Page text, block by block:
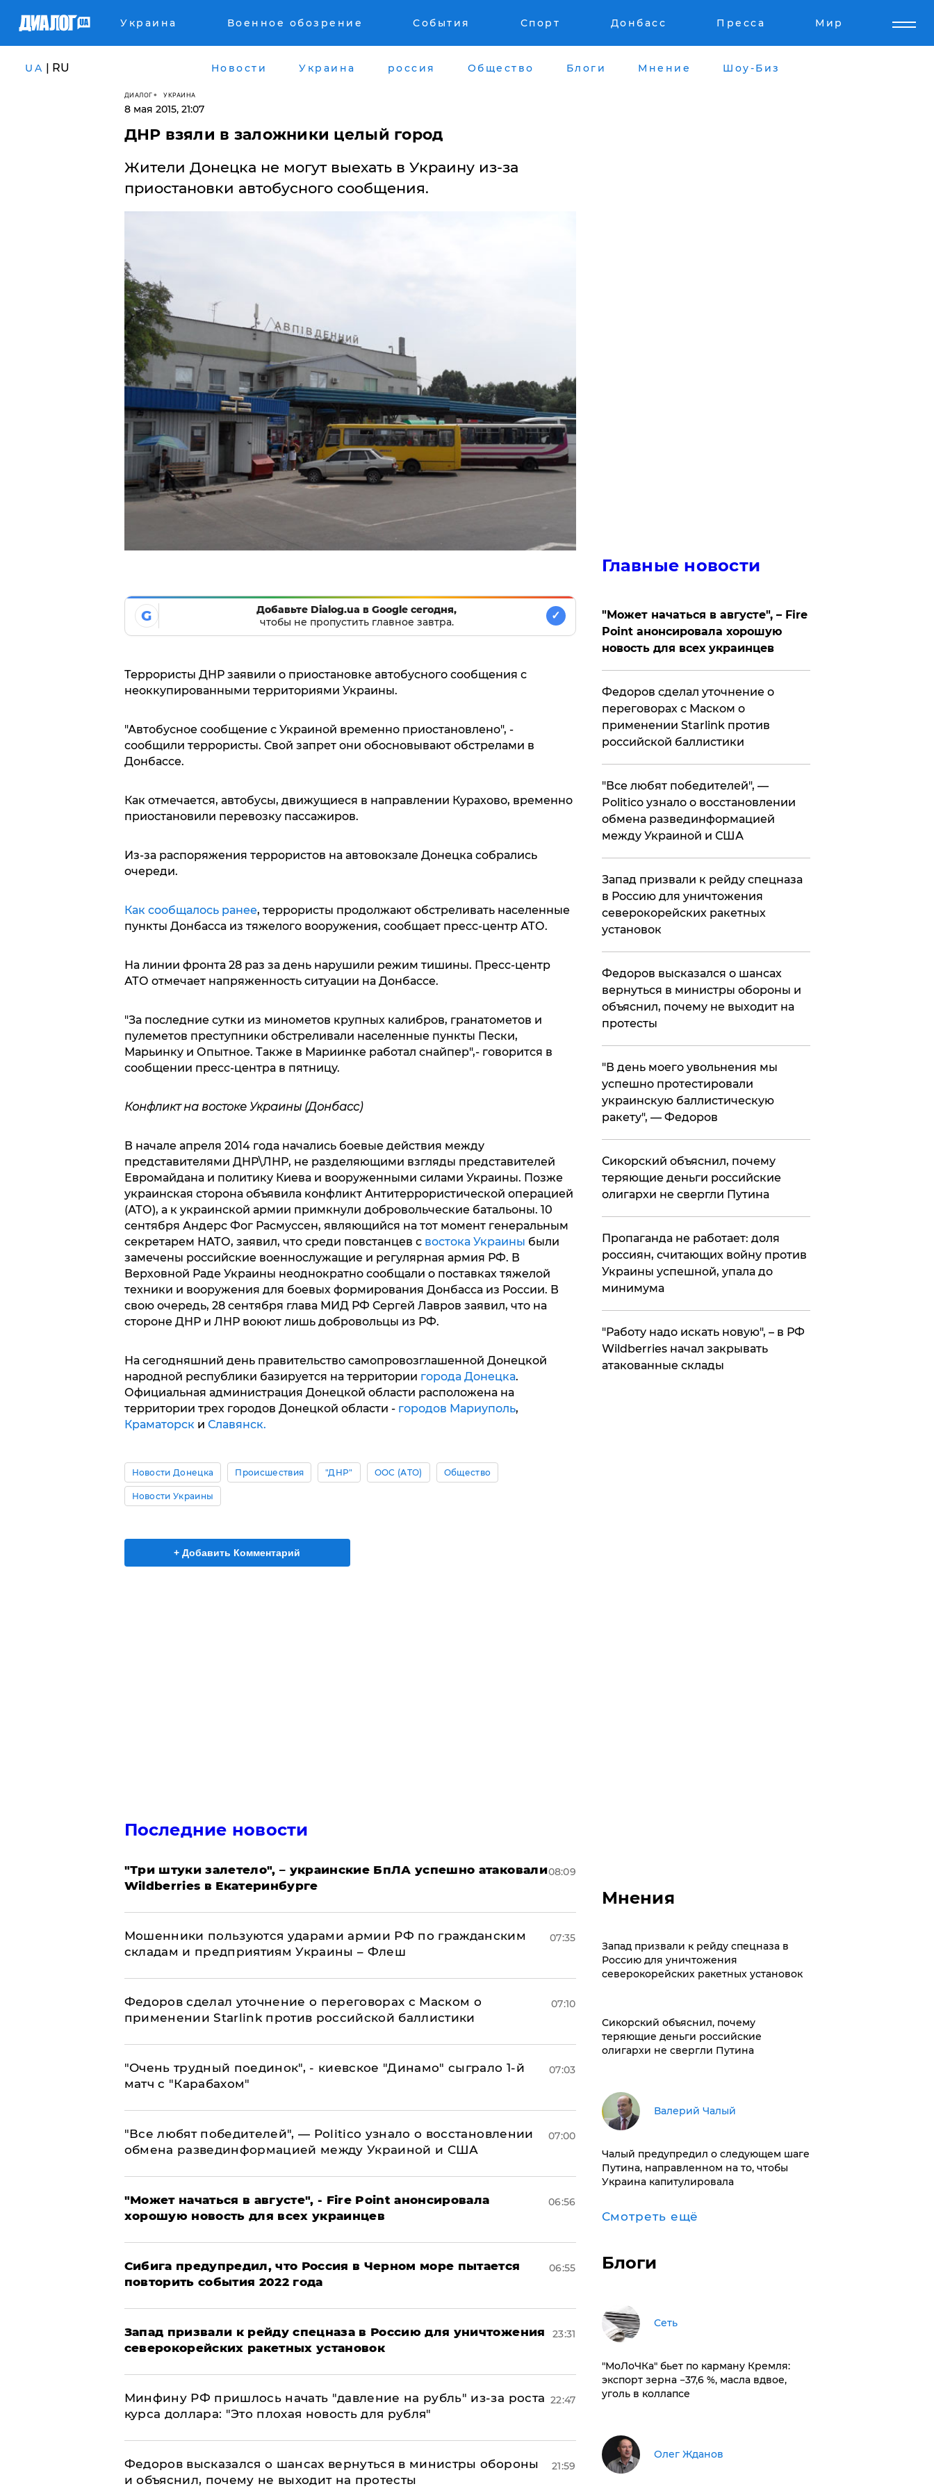
Украина Военное обозрение События Спорт Донбасс Пресса Мир
UA | RU Новости Украина россия Общество Блоги Мнение Шоу-Биз
ДИАЛОГ УКРАИНА
8 мая 2015, 21:07
ДНР взяли в заложники целый город
Жители Донецка не могут выехать в Украину из-за
приостановки автобусного сообщения.
G
Добавьте Dialog.ua в Google сегодня,
чтобы не пропустить главное завтра.
✓
Террористы ДНР заявили о приостановке автобусного сообщения с
неоккупированными территориями Украины.
"Автобусное сообщение с Украиной временно приостановлено", -
сообщили террористы. Свой запрет они обосновывают обстрелами в
Донбассе.
Как отмечается, автобусы, движущиеся в направлении Курахово, временно
приостановили перевозку пассажиров.
Из-за распоряжения террористов на автовокзале Донецка собрались
очереди.
Как сообщалось ранее, террористы продолжают обстреливать населенные
пункты Донбасса из тяжелого вооружения, сообщает пресс-центр АТО.
На линии фронта 28 раз за день нарушили режим тишины. Пресс-центр
АТО отмечает напряженность ситуации на Донбассе.
"За последние сутки из минометов крупных калибров, гранатометов и
пулеметов преступники обстреливали населенные пункты Пески,
Марьинку и Опытное. Также в Мариинке работал снайпер",- говорится в
сообщении пресс-центра в пятницу.
Конфликт на востоке Украины (Донбасс)
В начале апреля 2014 года начались боевые действия между
представителями ДНР\ЛНР, не разделяющими взгляды представителей
Евромайдана и политику Киева и вооруженными силами Украины. Позже
украинская сторона объявила конфликт Антитеррористической операцией
(АТО), а к украинской армии примкнули добровольческие батальоны. 10
сентября Андерс Фог Расмуссен, являющийся на тот момент генеральным
секретарем НАТО, заявил, что среди повстанцев с востока Украины были
замечены российские военнослужащие и регулярная армия РФ. В
Верховной Раде Украины неоднократно сообщали о поставках тяжелой
техники и вооружения для боевых формирования Донбасса из России. В
свою очередь, 28 сентября глава МИД РФ Сергей Лавров заявил, что на
стороне ДНР и ЛНР воюют лишь добровольцы из РФ.
На сегодняшний день правительство самопровозглашенной Донецкой
народной республики базируется на территории города Донецка.
Официальная администрация Донецкой области расположена на
территории трех городов Донецкой области - городов Мариуполь,
Краматорск и Славянск.
Новости Донецка Происшествия "ДНР" ООС (АТО) Общество
Новости Украины
+ Добавить Комментарий
Последние новости
"Три штуки залетело", – украинские БпЛА успешно атаковали
Wildberries в Екатеринбурге
08:09
Мошенники пользуются ударами армии РФ по гражданским
складам и предприятиям Украины – Флеш
07:35
Федоров сделал уточнение о переговорах с Маском о
применении Starlink против российской баллистики
07:10
"Очень трудный поединок", - киевское "Динамо" сыграло 1-й
матч с "Карабахом"
07:03
​"Все любят победителей", — Politico узнало о восстановлении
обмена развединформацией между Украиной и США
07:00
"Может начаться в августе", - Fire Point анонсировала
хорошую новость для всех украинцев
06:56
Сибига предупредил, что Россия в Черном море пытается
повторить события 2022 года
06:55
Запад призвали к рейду спецназа в Россию для уничтожения
северокорейских ракетных установок
23:31
Минфину РФ пришлось начать "давление на рубль" из-за роста
курса доллара: "Это плохая новость для рубля"
22:47
Федоров высказался о шансах вернуться в министры обороны
и объяснил, почему не выходит на протесты
21:59
Главные новости
"Может начаться в августе", – Fire
Point анонсировала хорошую
новость для всех украинцев
Федоров сделал уточнение о
переговорах с Маском о
применении Starlink против
российской баллистики
​"Все любят победителей", —
Politico узнало о восстановлении
обмена развединформацией
между Украиной и США
Запад призвали к рейду спецназа
в Россию для уничтожения
северокорейских ракетных
установок
Федоров высказался о шансах
вернуться в министры обороны и
объяснил, почему не выходит на
протесты
​"В день моего увольнения мы
успешно протестировали
украинскую баллистическую
ракету", — Федоров
Сикорский объяснил, почему
теряющие деньги российские
олигархи не свергли Путина
​Пропаганда не работает: доля
россиян, считающих войну против
Украины успешной, упала до
минимума
"Работу надо искать новую", – в РФ
Wildberries начал закрывать
атакованные склады
Мнения
Запад призвали к рейду спецназа в
Россию для уничтожения
северокорейских ракетных установок
Сикорский объяснил, почему
теряющие деньги российские
олигархи не свергли Путина
Валерий Чалый
Чалый предупредил о следующем шаге
Путина, направленном на то, чтобы
Украина капитулировала
Смотреть ещё
Блоги
Сеть
​"МоЛоЧКа" бьет по карману Кремля:
экспорт зерна −37,6 %, масла вдвое,
уголь в коллапсе
Олег Жданов